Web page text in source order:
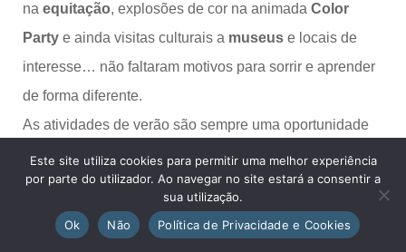
na equitação, explosões de cor na animada Color
Party e ainda visitas culturais a museus e locais de
interesse… não faltaram motivos para sorrir e aprender
de forma diferente.
As atividades de verão são sempre uma oportunidade
de crescimento, convívio e partilha. Em 2025 não foi
exceção — juntámos diversão, amizade e espírito de
equipa, tornando este mês de julho simplesmente
inesquecível!
Este site utiliza cookies para permitir uma melhor experiência
por parte do utilizador. Ao navegar no site estará a consentir a
sua utilização.
Ok
Não Política de Privacidade e Cookies